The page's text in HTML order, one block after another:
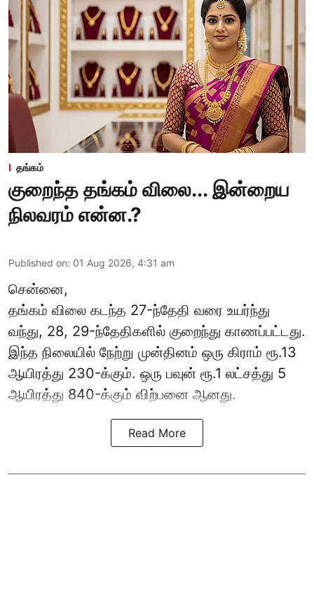
தங்கம்
குறைந்த தங்கம் விலை... இன்றைய
நிலவரம் என்ன.?
Published on: 01 Aug 2026, 4:31 am
சென்னை,
தங்கம் விலை கடந்த 27-ந்தேதி வரை உயர்ந்து
வந்து, 28, 29-ந்தேதிகளில் குறைந்து காணப்பட்டது.
இந்த நிலையில் நேற்று முன்தினம் ஒரு கிராம் ரூ.13
ஆயிரத்து 230-க்கும். ஒரு பவுன் ரூ.1 லட்சத்து 5
ஆயிரத்து 840-க்கும் விற்பனை ஆனது.
Read More